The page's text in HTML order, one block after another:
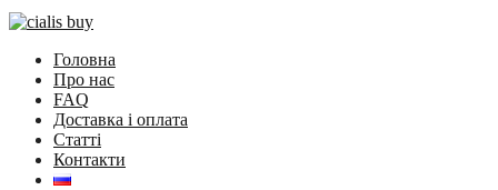
Головна
Про нас
FAQ
Доставка і оплата
Статті
Контакти